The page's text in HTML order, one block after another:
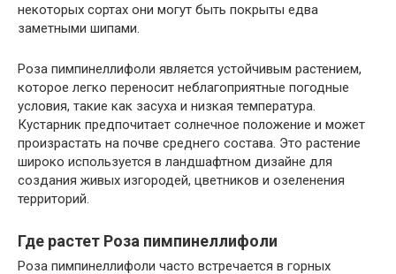
некоторых сортах они могут быть покрыты едва
заметными шипами.
Роза пимпинеллифоли является устойчивым растением,
которое легко переносит неблагоприятные погодные
условия, такие как засуха и низкая температура.
Кустарник предпочитает солнечное положение и может
произрастать на почве среднего состава. Это растение
широко используется в ландшафтном дизайне для
создания живых изгородей, цветников и озеленения
территорий.
Где растет Роза пимпинеллифоли
Роза пимпинеллифоли часто встречается в горных